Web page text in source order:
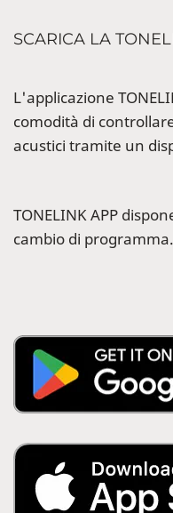
SCARICA LA
L'applicazione
comodità di
acustici tramite un
TONELINK APP
cambio di programma.